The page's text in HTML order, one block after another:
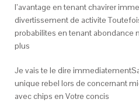
l’avantage en tenant chavirer
divertissement de activite
probabilites en tenant abondance
plus
Je vais te le dire
unique rebel lors de concernant
avec chips en Votre concis